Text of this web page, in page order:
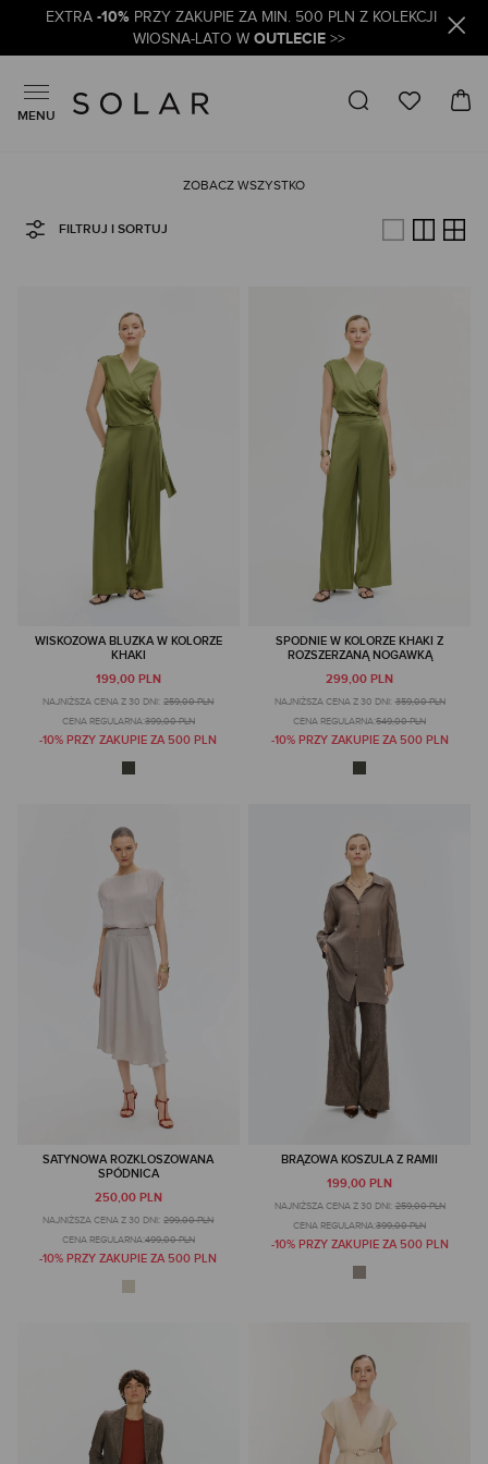
EXTRA -10% PRZY ZAKUPIE ZA MIN. 500 PLN Z KOLEKCJI
WIOSNA-LATO W OUTLECIE>>
MENU
ZOBACZ WSZYSTKO
FILTRUJ I SORTUJ
WISKOZOWA BLUZKA W KOLORZE
KHAKI
199,00 PLN
NAJNIŻSZA CENA Z 30 DNI: 259,00 PLN
CENA REGULARNA:399,00 PLN
-10% PRZY ZAKUPIE ZA 500 PLN
SPODNIE W KOLORZE KHAKI Z
ROZSZERZANĄ NOGAWKĄ
299,00 PLN
NAJNIŻSZA CENA Z 30 DNI: 359,00 PLN
CENA REGULARNA:549,00 PLN
-10% PRZY ZAKUPIE ZA 500 PLN
SATYNOWA ROZKLOSZOWANA
SPÓDNICA
250,00 PLN
NAJNIŻSZA CENA Z 30 DNI: 299,00 PLN
CENA REGULARNA:499,00 PLN
-10% PRZY ZAKUPIE ZA 500 PLN
BRĄZOWA KOSZULA Z RAMII
199,00 PLN
NAJNIŻSZA CENA Z 30 DNI: 259,00 PLN
CENA REGULARNA:399,00 PLN
-10% PRZY ZAKUPIE ZA 500 PLN